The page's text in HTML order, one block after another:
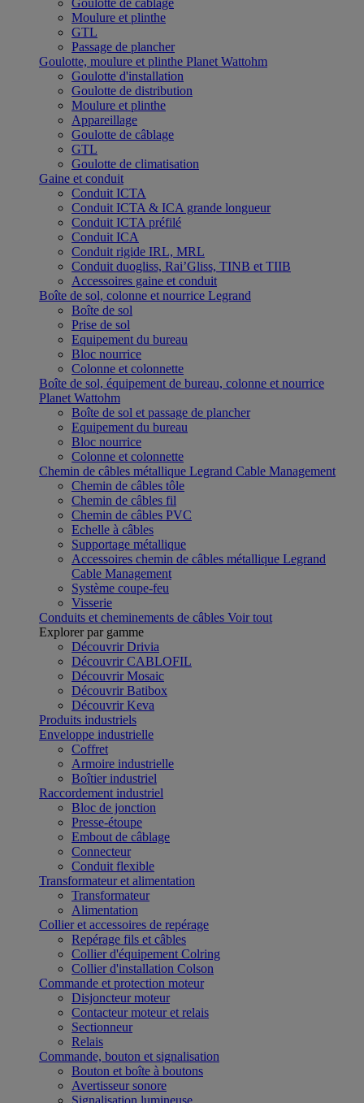
Goulotte de câblage
Moulure et plinthe
GTL
Passage de plancher
Goulotte, moulure et plinthe Planet Wattohm
Goulotte d'installation
Goulotte de distribution
Moulure et plinthe
Appareillage
Goulotte de câblage
GTL
Goulotte de climatisation
Gaine et conduit
Conduit ICTA
Conduit ICTA & ICA grande longueur
Conduit ICTA préfilé
Conduit ICA
Conduit rigide IRL, MRL
Conduit duogliss, Rai’Gliss, TINB et TIIB
Accessoires gaine et conduit
Boîte de sol, colonne et nourrice Legrand
Boîte de sol
Prise de sol
Equipement du bureau
Bloc nourrice
Colonne et colonnette
Boîte de sol, équipement de bureau, colonne et nourrice
Planet Wattohm
Boîte de sol et passage de plancher
Equipement du bureau
Bloc nourrice
Colonne et colonnette
Chemin de câbles métallique Legrand Cable Management
Chemin de câbles tôle
Chemin de câbles fil
Chemin de câbles PVC
Echelle à câbles
Supportage métallique
Accessoires chemin de câbles métallique Legrand
Cable Management
Système coupe-feu
Visserie
Conduits et cheminements de câbles Voir tout
Explorer par gamme
Découvrir Drivia
Découvrir CABLOFIL
Découvrir Mosaic
Découvrir Batibox
Découvrir Keva
Produits industriels
Enveloppe industrielle
Coffret
Armoire industrielle
Boîtier industriel
Raccordement industriel
Bloc de jonction
Presse-étoupe
Embout de câblage
Connecteur
Conduit flexible
Transformateur et alimentation
Transformateur
Alimentation
Collier et accessoires de repérage
Repérage fils et câbles
Collier d'équipement Colring
Collier d'installation Colson
Commande et protection moteur
Disjoncteur moteur
Contacteur moteur et relais
Sectionneur
Relais
Commande, bouton et signalisation
Bouton et boîte à boutons
Avertisseur sonore
Signalisation lumineuse